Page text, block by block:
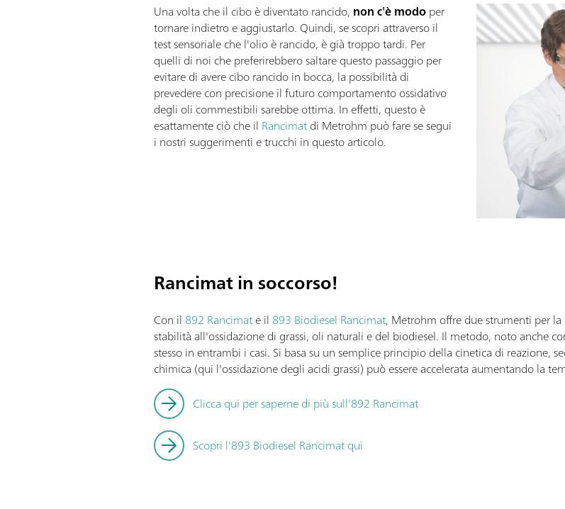
Una volta che il cibo è diventato rancido, non c'è modoper
tornare indietro e aggiustarlo. Quindi, se scopri attraverso il
test sensoriale che l'olio è rancido, è già troppo tardi. Per
quelli di noi che preferirebbero saltare questo passaggio per
evitare di avere cibo rancido in bocca, la possibilità di
prevedere con precisione il futuro comportamento ossidativo
degli oli commestibili sarebbe ottima. In effetti, questo è
esattamente ciò che il Rancimatdi Metrohm può fare se segui
i nostri suggerimenti e trucchi in questo articolo.
Rancimat in soccorso!
Con il 892 Rancimate il 893 Biodiesel Rancimat, Metrohm offre due strumenti per
stabilità all'ossidazione di grassi, oli naturali e del biodiesel. Il metodo, noto anche
stesso in entrambi i casi. Si basa su un semplice principio della cinetica di reazione,
chimica (qui l'ossidazione degli acidi grassi) può essere accelerata aumentando la
Clicca qui per saperne di più sull'892 Rancimat
Scopri l'893 Biodiesel Rancimat qui